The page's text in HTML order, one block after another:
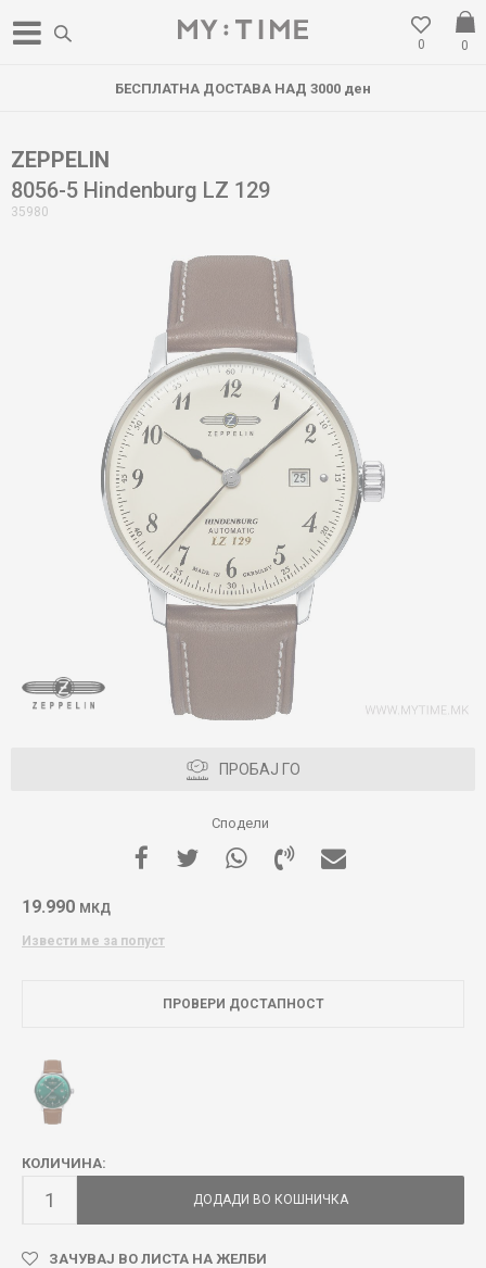
0
0
БЕСПЛАТНА ДОСТАВА НАД 3000 ден
ZEPPELIN
8056-5 Hindenburg LZ 129
35980
ПРОБАЈ ГО
Сподели
19.990 МКД
Извести ме за попуст
ПРОВЕРИ ДОСТАПНОСТ
КОЛИЧИНА:
ДОДАДИ ВО КОШНИЧКА
ЗАЧУВАЈ ВО ЛИСТА НА ЖЕЛБИ